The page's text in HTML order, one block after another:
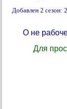
Добавлен 2 сезон:
О не
Для